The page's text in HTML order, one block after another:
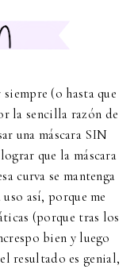
(o hasta que
la sencilla razón de
una máscara SIN
que la máscara
curva se mantenga
así, porque me
(porque tras los
bien y luego
resultado es genial,